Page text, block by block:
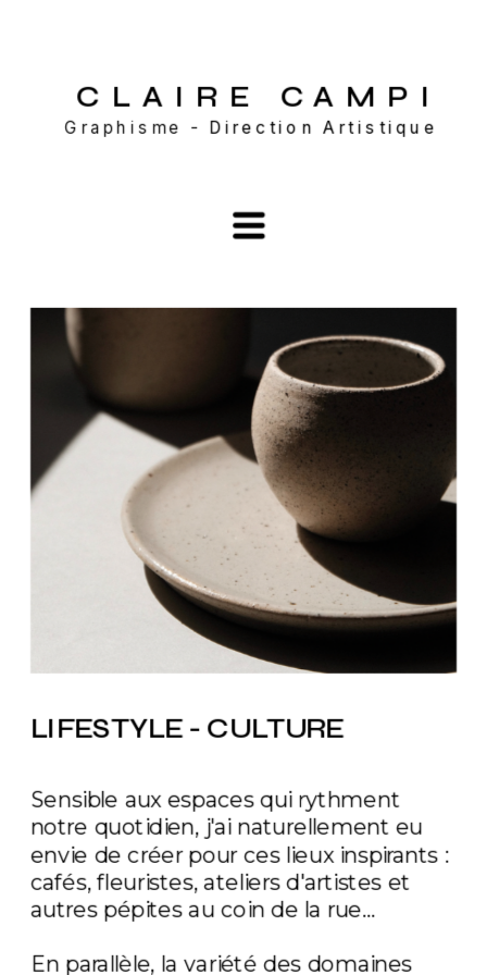
CLAIRE CAMP I
Graphisme - Direction Artistique
LIFESTYLE - CULTURE
Sensible aux espaces qui rythment
notre quotidien, j'ai naturellement eu
envie de créer pour ces lieux inspirants :
cafés, fleuristes, ateliers d'artistes et
autres pépites au coin de la rue...
En parallèle, la variété des domaines